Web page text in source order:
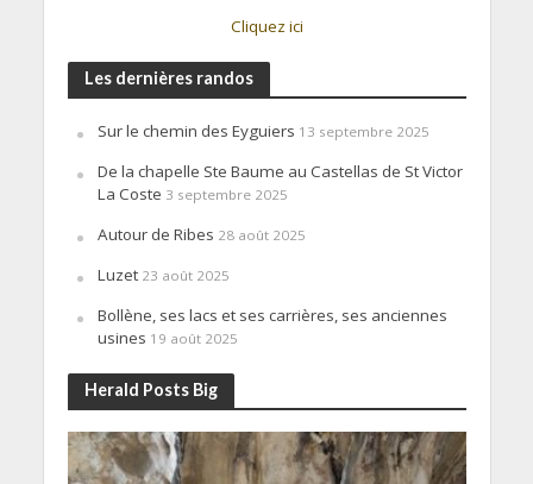
Cliquez ici
Les dernières randos
Sur le chemin des Eyguiers 13 septembre 2025
De la chapelle Ste Baume au Castellas de St Victor
La Coste 3 septembre 2025
Autour de Ribes 28 août 2025
Luzet 23 août 2025
Bollène, ses lacs et ses carrières, ses anciennes
usines 19 août 2025
Herald Posts Big